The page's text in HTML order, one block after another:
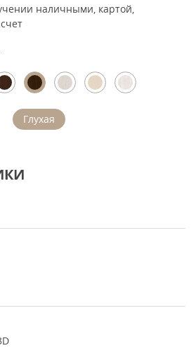
наличными, картой,
Глухая